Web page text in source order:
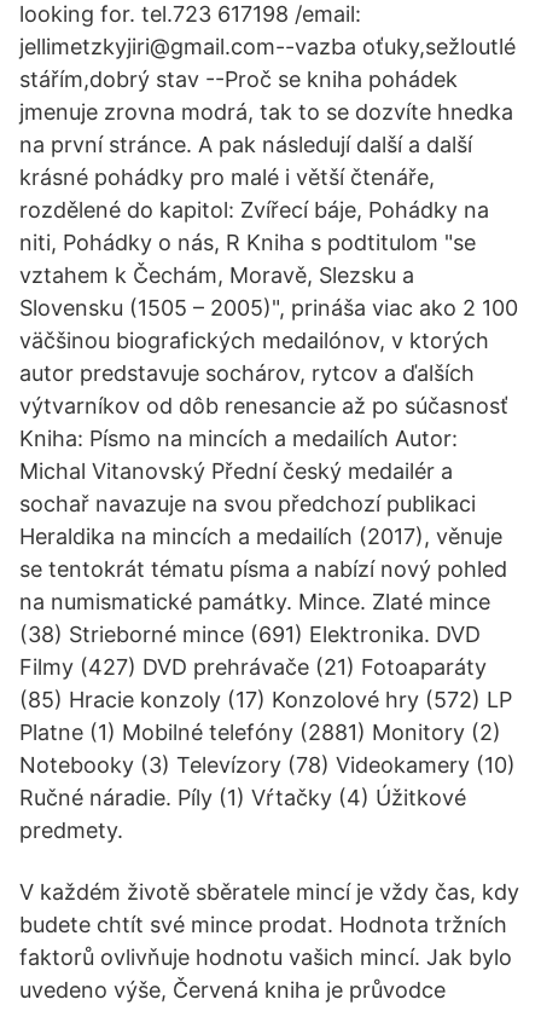
looking for. tel.723 617198 /email:
jellimetzkyjiri@gmail.com--vazba oťuky,sežloutlé
stářím,dobrý stav --Proč se kniha pohádek
jmenuje zrovna modrá, tak to se dozvíte hnedka
na první stránce. A pak následují další a další
krásné pohádky pro malé i větší čtenáře,
rozdělené do kapitol: Zvířecí báje, Pohádky na
niti, Pohádky o nás, R Kniha s podtitulom "se
vztahem k Čechám, Moravě, Slezsku a
Slovensku (1505 – 2005)", prináša viac ako 2 100
väčšinou biografických medailónov, v ktorých
autor predstavuje sochárov, rytcov a ďalších
výtvarníkov od dôb renesancie až po súčasnosť
Kniha: Písmo na mincích a medailích Autor:
Michal Vitanovský Přední český medailér a
sochař navazuje na svou předchozí publikaci
Heraldika na mincích a medailích (2017), věnuje
se tentokrát tématu písma a nabízí nový pohled
na numismatické památky. Mince. Zlaté mince
(38) Strieborné mince (691) Elektronika. DVD
Filmy (427) DVD prehrávače (21) Fotoaparáty
(85) Hracie konzoly (17) Konzolové hry (572) LP
Platne (1) Mobilné telefóny (2881) Monitory (2)
Notebooky (3) Televízory (78) Videokamery (10)
Ručné náradie. Píly (1) Vŕtačky (4) Úžitkové
predmety.
V každém životě sběratele mincí je vždy čas, kdy
budete chtít své mince prodat. Hodnota tržních
faktorů ovlivňuje hodnotu vašich mincí. Jak bylo
uvedeno výše, Červená kniha je průvodce